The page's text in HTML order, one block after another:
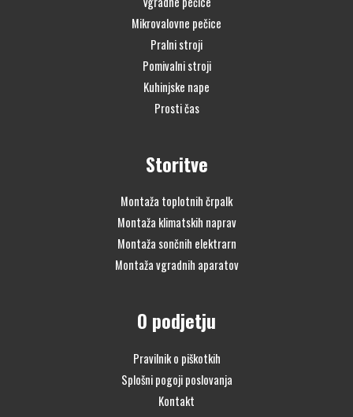
Mikrovalovne pečice
Pralni stroji
Pomivalni stroji
Kuhinjske nape
Prosti čas
Storitve
Montaža toplotnih črpalk
Montaža klimatskih naprav
Montaža sončnih elektrarn
Montaža vgradnih aparatov
O podjetju
Pravilnik o piškotkih
Splošni pogoji poslovanja
Kontakt